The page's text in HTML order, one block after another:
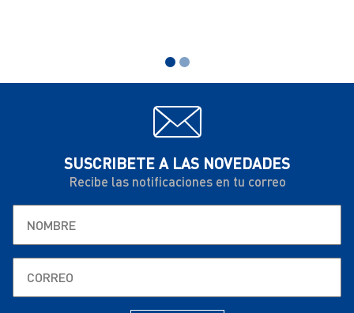
SUSCRIBETE A LAS NOVEDADES
Recibe las notificaciones en tu correo